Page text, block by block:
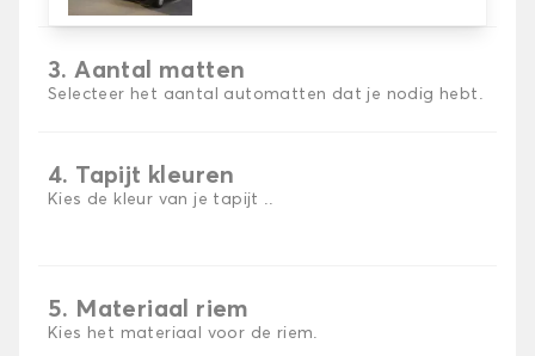
3. Aantal matten
Selecteer het aantal automatten dat je nodig hebt.
4. Tapijt kleuren
Kies de kleur van je tapijt ..
5. Materiaal riem
Kies het materiaal voor de riem.